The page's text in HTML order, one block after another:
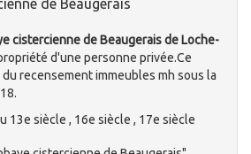
de Beaugerais
cistercienne de Beaugerais de Loche-
d'une personne privée.Ce
recensement immeubles mh sous la
13e siècle , 16e siècle , 17e siècle